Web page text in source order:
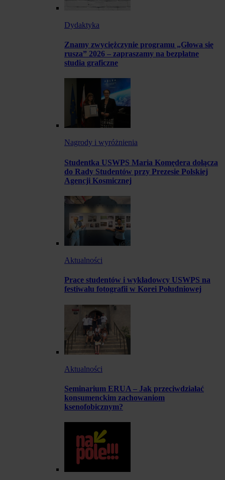
Dydaktyka
Znamy zwyciężczynie programu „Głowa się
rusza” 2026 – zapraszamy na bezpłatne
studia graficzne
Nagrody i wyróżnienia
Studentka USWPS Maria Komędera dołącza
do Rady Studentów przy Prezesie Polskiej
Agencji Kosmicznej
Aktualności
Prace studentów i wykładowcy USWPS na
festiwalu fotografii w Korei Południowej
Aktualności
Seminarium ERUA – Jak przeciwdziałać
konsumenckim zachowaniom
ksenofobicznym?